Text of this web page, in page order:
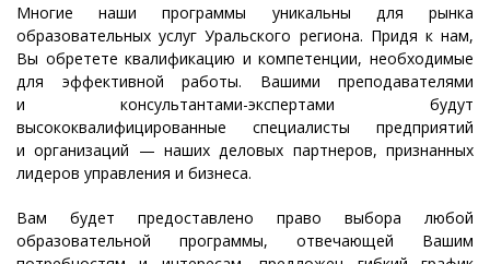
Многие наши программы уникальны для рынка
образовательных услуг Уральского региона. Придя к нам,
Вы обретете квалификацию и компетенции, необходимые
для эффективной работы. Вашими преподавателями
и консультантами-экспертами будут
высококвалифицированные специалисты предприятий
и организаций — наших деловых партнеров, признанных
лидеров управления и бизнеса.
Вам будет предоставлено право выбора любой
образовательной программы, отвечающей Вашим